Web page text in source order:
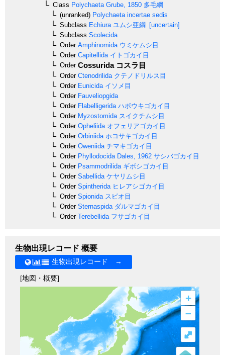
Class Polychaeta Grube, 1850 多毛綱
(unranked) Polychaeta incertae sedis
Subclass Echiura ユムシ亜綱 [uncertain]
Subclass Scolecida
OrderAmphinomida ウミケムシ目
OrderCapitellida イトゴカイ目
OrderCossuridaコスラ目
OrderCtenodrilida クテノドリルス目
OrderEunicida イソメ目
OrderFauveliopgida
OrderFlabelligerida ハボウキゴカイ目
OrderMyzostomida スイクチムシ目
OrderOpheliida オフェリアゴカイ目
OrderOrbiniida ホコサキゴカイ目
OrderOweniida チマキゴカイ目
OrderPhyllodocida Dales, 1962 サシバゴカイ目
OrderPsammodrilida ギボシゴカイ目
OrderSabellida ケヤリムシ目
OrderSpintherida ヒレアシゴカイ目
OrderSpionida スピオ目
OrderSternaspida ダルマゴカイ目
OrderTerebellida フサゴカイ目
生物出現レコード 概要
生物出現レコード →
[地図・概要]
+
–
⤢